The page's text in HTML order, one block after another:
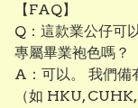
【FAQ】
Q：這款業公仔可
專屬畢業袍色嗎？
A：可以。 我們備
（如 HKU,